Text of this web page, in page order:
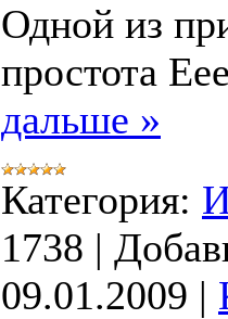
Одной из
простота
дальше »
Категория:
1738 |
09.01.2009 |